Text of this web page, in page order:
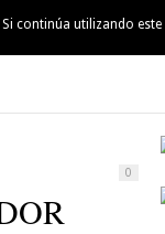
PELÍCULAS
0
continúa utilizando